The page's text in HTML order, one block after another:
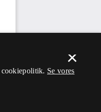
×
cookiepolitik. Se vores